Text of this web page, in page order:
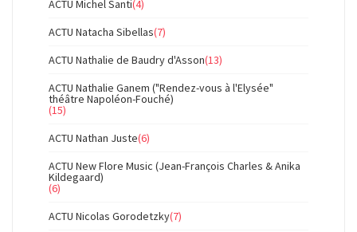
ACTU Michel Santi(4)
ACTU Natacha Sibellas(7)
ACTU Nathalie de Baudry d'Asson(13)
ACTU Nathalie Ganem ("Rendez-vous à l'Elysée"
théâtre Napoléon-Fouché)
(15)
ACTU Nathan Juste(6)
ACTU New Flore Music (Jean-François Charles & Anika
Kildegaard)
(6)
ACTU Nicolas Gorodetzky(7)